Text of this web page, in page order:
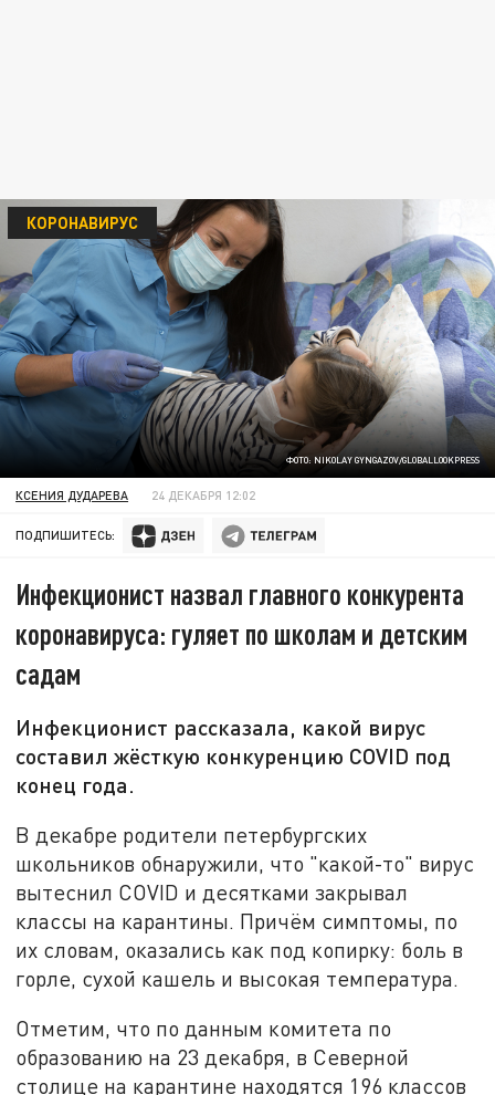
ФОТО: NIKOLAY GYNGAZOV/GLOBALLOOKPRESS
КОРОНАВИРУС
КСЕНИЯ ДУДАРЕВА 24 ДЕКАБРЯ 12:02
ПОДПИШИТЕСЬ:
Инфекционист назвал главного конкурента
коронавируса: гуляет по школам и детским
садам
Инфекционист рассказала, какой вирус
составил жёсткую конкуренцию COVID под
конец года.
В декабре родители петербургских
школьников обнаружили, что "какой-то" вирус
вытеснил COVID и десятками закрывал
классы на карантины. Причём симптомы, по
их словам, оказались как под копирку: боль в
горле, сухой кашель и высокая температура.
Отметим, что по данным комитета по
образованию на 23 декабря, в Северной
столице на карантине находятся 196 классов